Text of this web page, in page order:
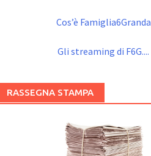
Cos’è Famiglia6Granda
Gli streaming di F6G....
RASSEGNA STAMPA